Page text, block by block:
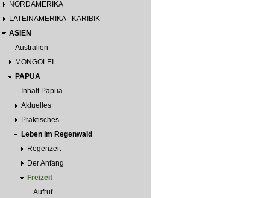
NORDAMERIKA
LATEINAMERIKA - KARIBIK
ASIEN
Australien
MONGOLEI
PAPUA
Inhalt Papua
Aktuelles
Praktisches
Leben im Regenwald
Regenzeit
Der Anfang
Freizeit
Aufruf